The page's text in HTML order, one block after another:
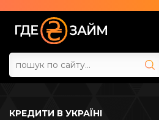
КРЕДИТИ В УКРАЇНІ